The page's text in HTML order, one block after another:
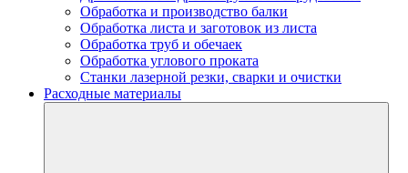
Обработка и производство балки
Обработка листа и заготовок из листа
Обработка труб и обечаек
Обработка углового проката
Станки лазерной резки, сварки и очистки
Расходные материалы